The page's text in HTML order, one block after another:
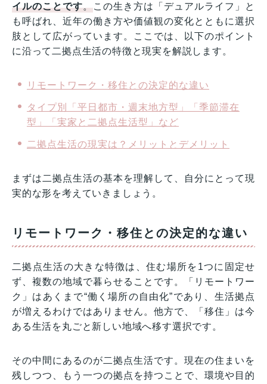
イルのことです。この生き方は「デュアルライフ」と
も呼ばれ、近年の働き方や価値観の変化とともに選択
肢として広がっています。ここでは、以下のポイント
に沿って二拠点生活の特徴と現実を解説します。
リモートワーク・移住との決定的な違い
タイプ別「平日都市・週末地方型」「季節滞在
型」「実家と二拠点生活型」など
二拠点生活の現実は？メリットとデメリット
まずは二拠点生活の基本を理解して、自分にとって現
実的な形を考えていきましょう。
リモートワーク・移住との決定的な違い
二拠点生活の大きな特徴は、住む場所を1つに固定せ
ず、複数の地域で暮らせることです。「リモートワー
ク」はあくまで“働く場所の自由化”であり、生活拠点
が増えるわけではありません。他方で、「移住」は今
ある生活を丸ごと新しい地域へ移す選択です。
その中間にあるのが二拠点生活です。現在の住まいを
残しつつ、もう一つの拠点を持つことで、環境や目的